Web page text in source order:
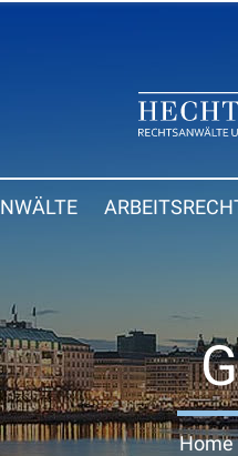
Home